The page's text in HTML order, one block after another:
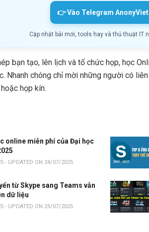
👉 Vào Telegram AnonyViet
Cập nhật bài mới, tools hay và thủ thuật IT
bạn tạo, lên lịch và tổ chức họp, học
Nhanh chóng chỉ mời những người có
họp kín.
online miễn phí của Đại học
- UPDATED ON 24/07/2025
từ Skype sang Teams vẫn
dữ liệu
- UPDATED ON 25/07/2025